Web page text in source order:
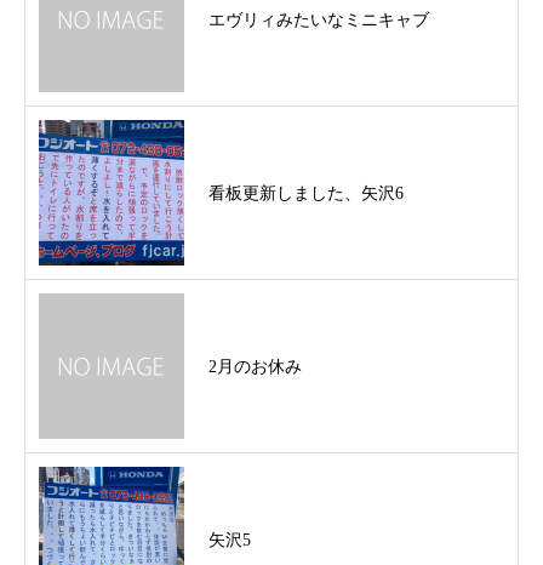
エヴリィみたいなミニキャブ
看板更新しました、矢沢6
2月のお休み
矢沢5